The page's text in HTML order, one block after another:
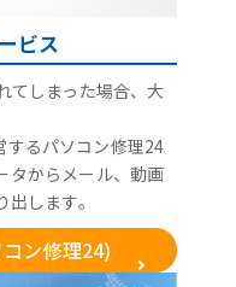
ビス
てしまった場合、大
するパソコン修理24
タからメール、動画
します。
ン修理24)